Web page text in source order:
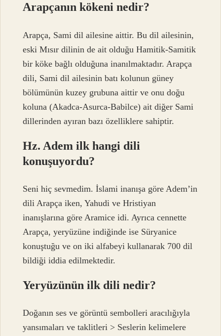
Arapçanın kökeni nedir?
Arapça, Sami dil ailesine aittir. Bu dil ailesinin,
eski Mısır dilinin de ait olduğu Hamitik-Samitik
bir köke bağlı olduğuna inanılmaktadır. Arapça
dili, Sami dil ailesinin batı kolunun güney
bölümünün kuzey grubuna aittir ve onu doğu
koluna (Akadca-Asurca-Babilce) ait diğer Sami
dillerinden ayıran bazı özelliklere sahiptir.
Hz. Adem ilk hangi dili
konuşuyordu?
Seni hiç sevmedim. İslami inanışa göre Adem’in
dili Arapça iken, Yahudi ve Hristiyan
inanışlarına göre Aramice idi. Ayrıca cennette
Arapça, yeryüzüne indiğinde ise Süryanice
konuştuğu ve on iki alfabeyi kullanarak 700 dil
bildiği iddia edilmektedir.
Yeryüzünün ilk dili nedir?
Doğanın ses ve görüntü sembolleri aracılığıyla
yansımaları ve taklitleri > Seslerin kelimelere